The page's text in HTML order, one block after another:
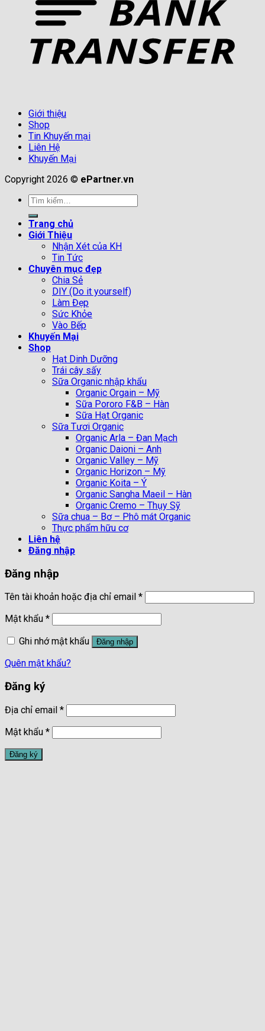
Giới thiệu
Shop
Tin Khuyến mại
Liên Hệ
Khuyến Mại
Copyright 2026 © ePartner.vn
Tìm
kiếm:
Trang chủ
Giới Thiệu
Nhận Xét của KH
Tin Tức
Chuyên mục đẹp
Chia Sẻ
DIY (Do it yourself)
Làm Đẹp
Sức Khỏe
Vào Bếp
Khuyến Mại
Shop
Hạt Dinh Dưỡng
Trái cây sấy
Sữa Organic nhập khẩu
Organic Orgain – Mỹ
Sữa Pororo F&B – Hàn
Sữa Hạt Organic
Sữa Tươi Organic
Organic Arla – Đan Mạch
Organic Daioni – Anh
Organic Valley – Mỹ
Organic Horizon – Mỹ
Organic Koita – Ý
Organic Sangha Maeil – Hàn
Organic Cremo – Thụy Sỹ
Sữa chua – Bơ – Phô mát Organic
Thực phẩm hữu cơ
Liên hệ
Đăng nhập
Đăng nhập
Tên tài khoản hoặc địa chỉ email *
Mật khẩu *
Ghi nhớ mật khẩu
Đăng nhập
Quên mật khẩu?
Đăng ký
Địa chỉ email *
Mật khẩu *
Đăng ký